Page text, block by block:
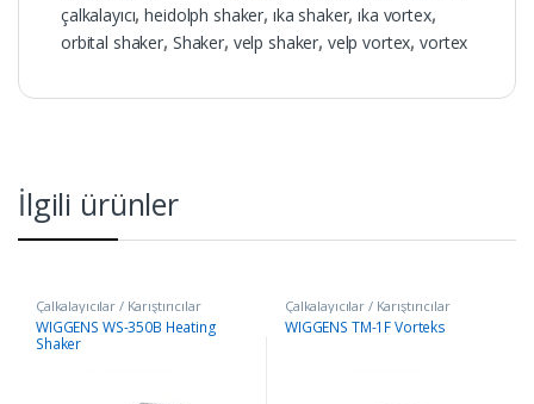
çalkalayıcı,heidolph shaker, ıka shaker,ıka vortex,
orbital shaker, Shaker, velp shaker, velp vortex,vortex
İlgili ürünler
Çalkalayıcılar / Karıştırıcılar
WIGGENS WS-350B Heating
Shaker
Çalkalayıcılar / Karıştırıcılar
WIGGENS TM-1F Vorteks